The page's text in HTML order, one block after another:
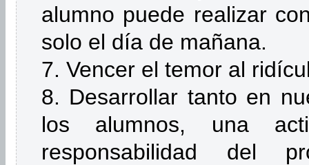
alumno puede realizar
solo el día de mañana.
7. Vencer el temor al
8. Desarrollar tanto en
los alumnos, una
responsabilidad del